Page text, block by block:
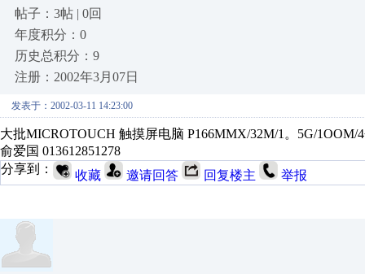
帖子：3帖 | 0回
年度积分：0
历史总积分：9
注册：2002年3月07日
发表于：2002-03-11 14:23:00
大批MICROTOUCH 触摸屏电脑 P166MMX/32M/1。5G/
俞爱国 013612851278
分享到：
收藏 邀请回答 回复楼主 举报